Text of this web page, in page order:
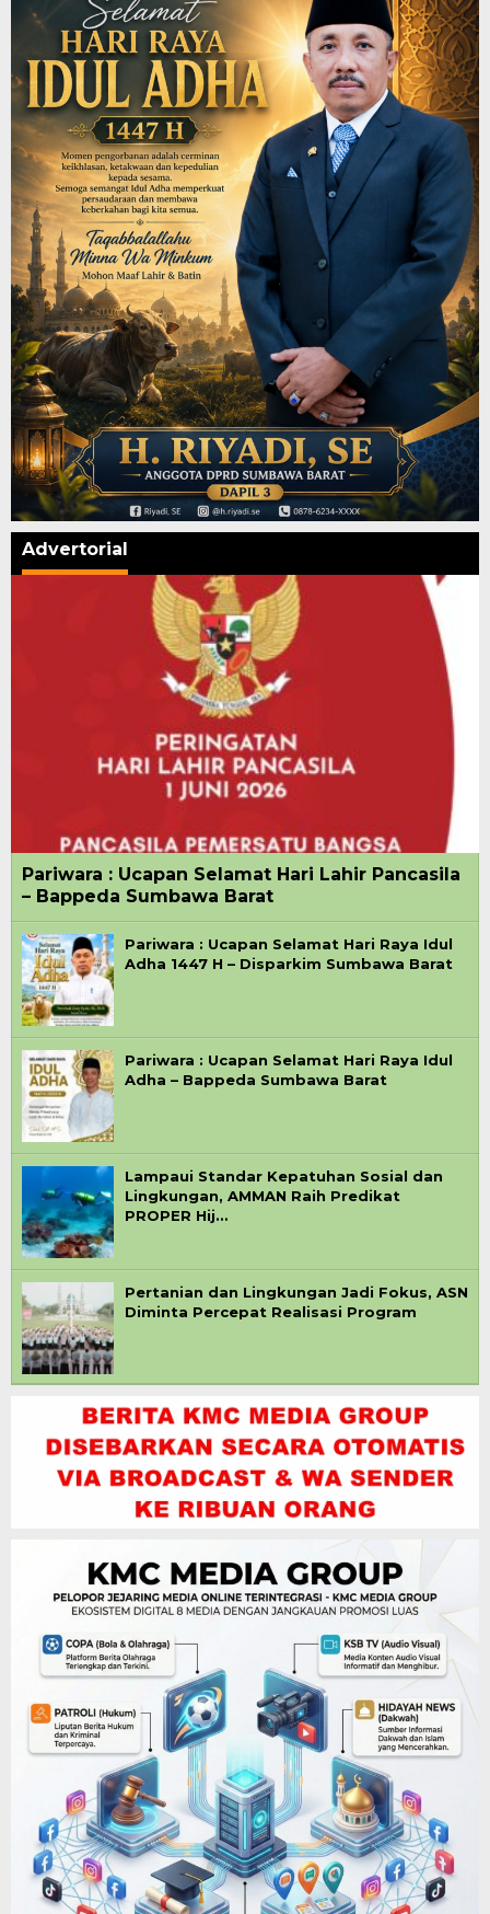
Advertorial
Pariwara : Ucapan Selamat Hari Lahir Pancasila
– Bappeda Sumbawa Barat
Pariwara : Ucapan Selamat Hari Raya Idul
Adha 1447 H – Disparkim Sumbawa Barat
Pariwara : Ucapan Selamat Hari Raya Idul
Adha – Bappeda Sumbawa Barat
Lampaui Standar Kepatuhan Sosial dan
Lingkungan, AMMAN Raih Predikat
PROPER Hij…
Pertanian dan Lingkungan Jadi Fokus, ASN
Diminta Percepat Realisasi Program